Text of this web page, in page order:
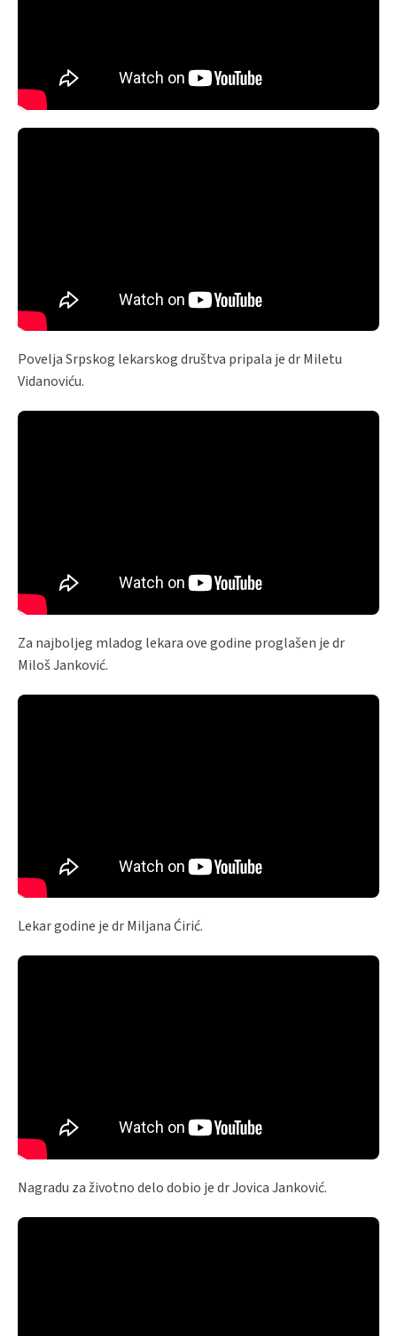
Povelja Srpskog lekarskog društva pripala je dr Miletu
Vidanoviću.
Za najboljeg mladog lekara ove godine proglašen je dr
Miloš Janković.
Lekar godine je dr Miljana Ćirić.
Nagradu za životno delo dobio je dr Jovica Janković.